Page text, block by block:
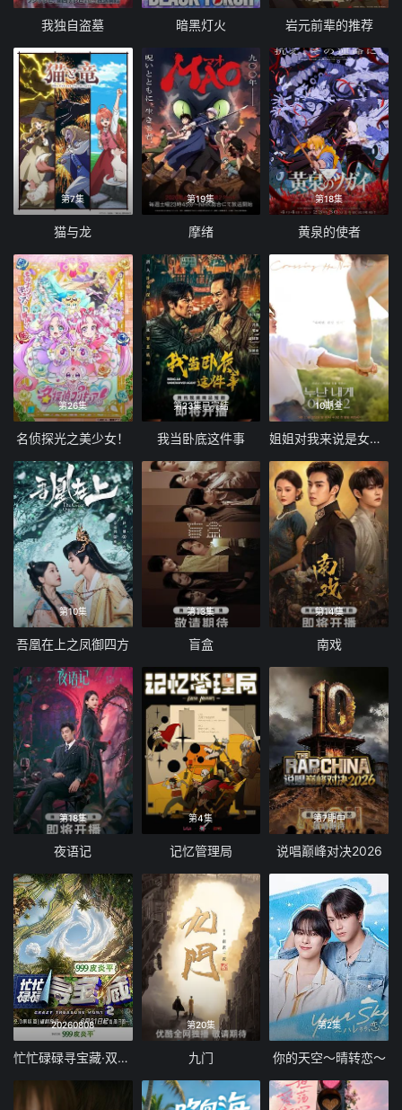
我独自盗墓 暗黑灯火 岩元前辈的推荐
第7集
猫与龙
第19集
摩绪
第18集
黄泉的使者
第26集
名侦探光之美少女！
第23集已完结
我当卧底这件事
10期全
姐姐对我来说是女人2
第10集
吾凰在上之凤御四方
第13集
盲盒
第14集
南戏
第18集
夜语记
第4集
记忆管理局
第7期中
说唱巅峰对决2026
20260808
忙忙碌碌寻宝藏·双人成行季
第20集
九门
第2集
你的天空～晴转恋～